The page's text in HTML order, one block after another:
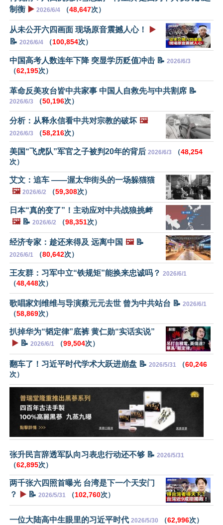
制衡 ▶️ 2026/6/4 （48,647次）
从未公开六四画面 现场原音震撼人心！
▶️
📝 2026/6/4 （100,854次）
中国高考人数连年下降 突显学历贬值冲击 📝 2026/6/3
（62,195次）
革命反美攻台皆中共家事 中国人自救先与中共割席 📝
2026/6/3 （50,196次）
分析：从释永信看中共对宗教的破坏 🖼️
2026/6/3 （58,216次）
美国“飞虎队”军官之子被判20年的背后 2026/6/3 （48,254
次）
艾文：追车 ——渥太华街头的一场躲猫猫
🖼️ 2026/6/2 （59,308次）
日本“真的变了”！主动应对中共战狼挑衅
🖼️📝 2026/6/2 （98,351次）
经济专家：趁还来得及 远离中国 🖼️📝
2026/6/1 （80,642次）
王友群：习军中立“铁规矩”能换来忠诚吗？ 2026/6/1
（48,448次）
歌唱家刘维维与导演蔡元元去世 曾为中共站台 📝 2026/6/1
（58,869次）
扒掉华为“韬定律”底裤 黄仁勋“实话实说”
▶️ 📝 2026/6/1 （99,504次）
翻车了！习近平时代学术大跃进崩盘 📝 2026/5/31 （60,246
次）
张升民言辞透军队向习表忠行动还不够 📝 2026/5/31
（62,895次）
两千张六四照首曝光 台湾是下一个天安门
？
▶️ 📝 2026/5/31 （102,760次）
一位大陆高中生眼里的习近平时代 2026/5/30 （62,996次）